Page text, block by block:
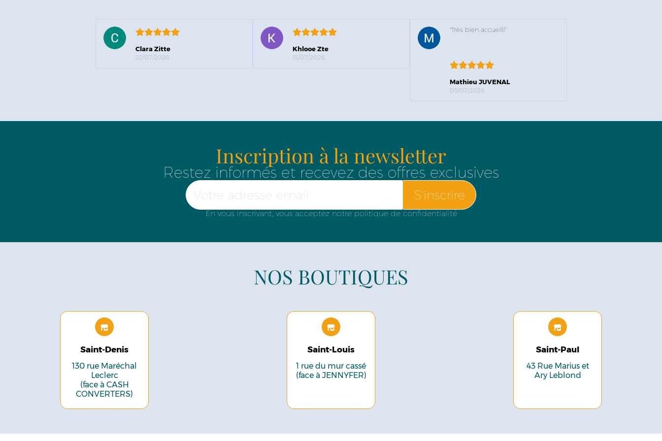
Clara Zitte
22/07/2026
Khlooe Zte
15/07/2026
"Très bien accueilli"
Mathieu JUVENAL
05/07/2026
Inscription à la newsletter
Restez informés et recevez des offres exclusives
S'inscrire
En vous inscrivant, vous acceptez notre politique de confidentialité
NOS BOUTIQUES
Saint-Denis
130 rue Maréchal
Leclerc
(face à CASH
CONVERTERS)
Saint-Louis
1 rue du mur cassé
(face à JENNYFER)
Saint-Paul
43 Rue Marius et
Ary Leblond